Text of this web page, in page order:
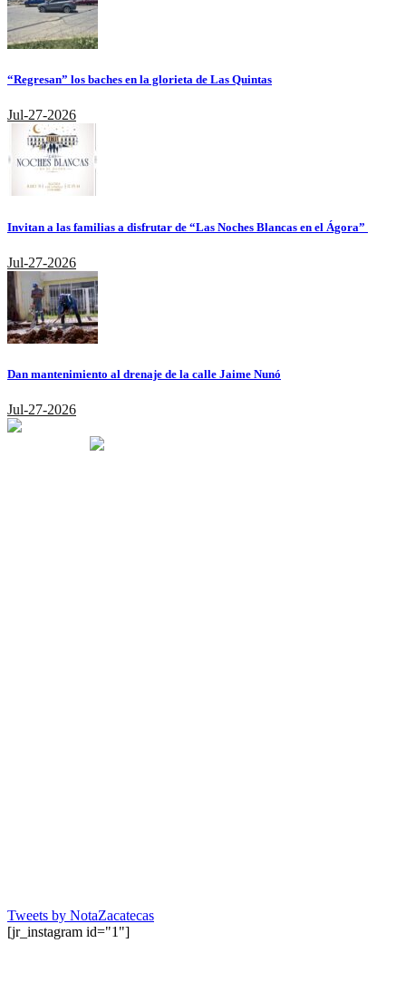
“Regresan” los baches en la glorieta de Las Quintas
Jul-27-2026
Invitan a las familias a disfrutar de “Las Noches Blancas en el Ágora”
Jul-27-2026
Dan mantenimiento al drenaje de la calle Jaime Nunó
Jul-27-2026
Tweets by NotaZacatecas
[jr_instagram id="1"]